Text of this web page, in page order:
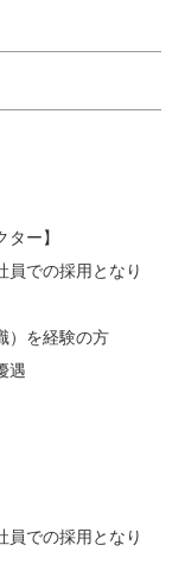
ー】
員での採用となり
）を経験の方
遇
員での採用となり